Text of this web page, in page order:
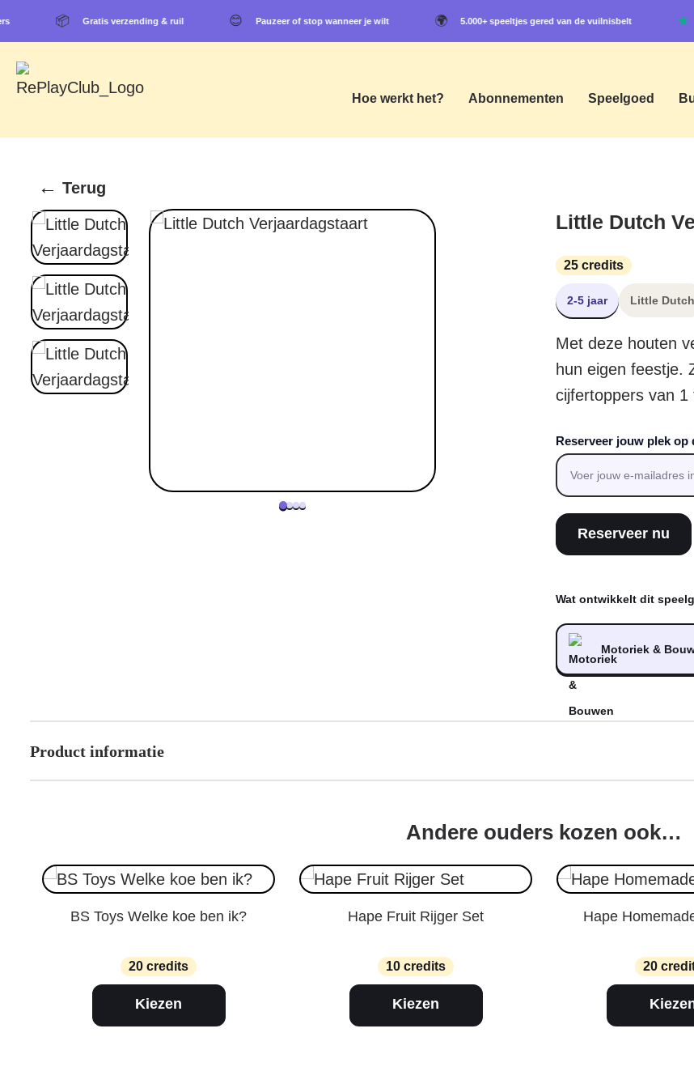
📦 Gratis verzending & ruil 😊 Pauzeer of stop wanneer je wilt 🌍 5.000+ speeltjes gered van de vuilnisbelt ★
Hoe werkt het? Abonnementen Speelgoed
← Terug
Little Dutch
25 credits
2-5 jaar Little Dutch
Met deze houten
hun eigen feestje.
cijfertoppers van
Reserveer jouw plek op
Reserveer nu
Wat ontwikkelt dit
Motoriek &
Product informatie
Andere ouders kozen ook…
BS Toys Welke koe ben ik?
20 credits
Kiezen
Hape Fruit Rijger Set
10 credits
Kiezen
Hape
20